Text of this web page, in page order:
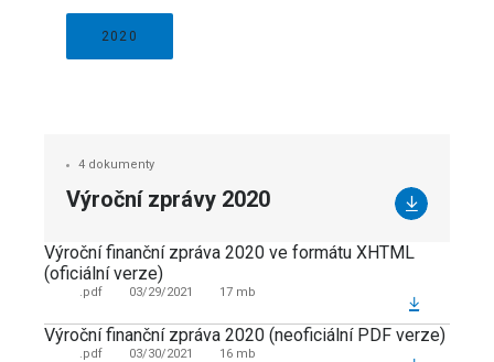
2020
4 dokumenty
Výroční zprávy 2020
Výroční finanční zpráva 2020 ve formátu XHTML
(oficiální verze)
.pdf 03/29/2021 17 mb
Výroční finanční zpráva 2020 (neoficiální PDF verze)
.pdf 03/30/2021 16 mb